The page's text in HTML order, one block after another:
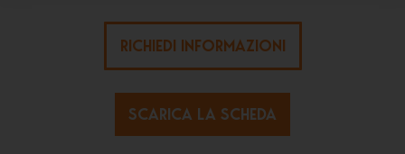
RICHIEDI INFORMAZIONI
SCARICA LA SCHEDA